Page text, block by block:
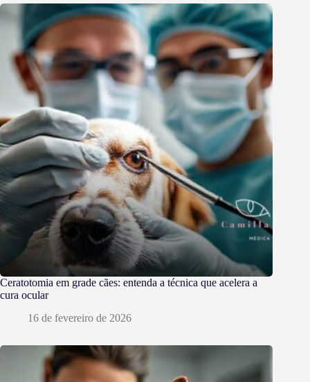
Ceratotomia em grade cães: entenda a técnica que acelera a
cura ocular
16 de fevereiro de 2026